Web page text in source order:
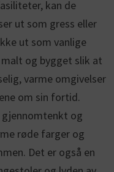
kan de
ut som gress eller
ut som vanlige
og bygget slik at
varme omgivelser
om sin fortid.
gjennomtenkt og
røde farger og
Det er også en